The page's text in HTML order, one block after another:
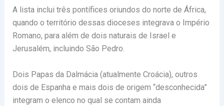
A lista inclui três pontífices oriundos do norte de África,
quando o território dessas dioceses integrava o Império
Romano, para além de dois naturais de Israel e
Jerusalém, incluindo São Pedro.
Dois Papas da Dalmácia (atualmente Croácia), outros
dois de Espanha e mais dois de origem “desconhecida”
integram o elenco no qual se contam ainda